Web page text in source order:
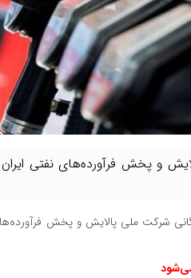
و پخش فرآورده‌های نفتی ایران
شرکت ملی پالایش و پخش